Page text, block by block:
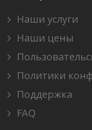
Наши услуги
Наши цены
Политики
Поддержка
FAQ